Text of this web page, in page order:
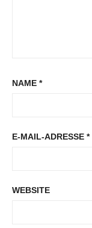
NAME *
E-MAIL-ADRESSE *
WEBSITE